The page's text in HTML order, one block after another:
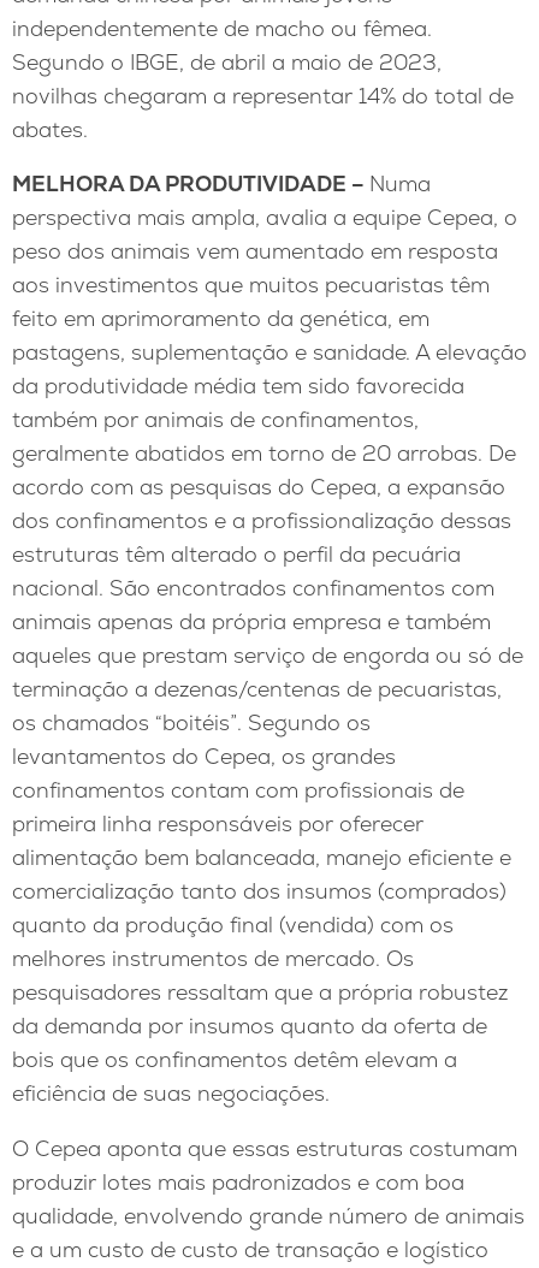
independentemente de macho ou fêmea.
Segundo o IBGE, de abril a maio de 2023,
novilhas chegaram a representar 14% do total de
abates.
MELHORA DA PRODUTIVIDADE – Numa
perspectiva mais ampla, avalia a equipe Cepea, o
peso dos animais vem aumentado em resposta
aos investimentos que muitos pecuaristas têm
feito em aprimoramento da genética, em
pastagens, suplementação e sanidade. A elevação
da produtividade média tem sido favorecida
também por animais de confinamentos,
geralmente abatidos em torno de 20 arrobas. De
acordo com as pesquisas do Cepea, a expansão
dos confinamentos e a profissionalização dessas
estruturas têm alterado o perfil da pecuária
nacional. São encontrados confinamentos com
animais apenas da própria empresa e também
aqueles que prestam serviço de engorda ou só de
terminação a dezenas/centenas de pecuaristas,
os chamados “boitéis”. Segundo os
levantamentos do Cepea, os grandes
confinamentos contam com profissionais de
primeira linha responsáveis por oferecer
alimentação bem balanceada, manejo eficiente e
comercialização tanto dos insumos (comprados)
quanto da produção final (vendida) com os
melhores instrumentos de mercado. Os
pesquisadores ressaltam que a própria robustez
da demanda por insumos quanto da oferta de
bois que os confinamentos detêm elevam a
eficiência de suas negociações.
O Cepea aponta que essas estruturas costumam
produzir lotes mais padronizados e com boa
qualidade, envolvendo grande número de animais
e a um custo de custo de transação e logístico